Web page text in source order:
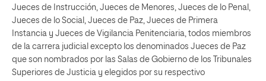
Jueces de Instrucción, Jueces de Menores, Jueces de lo Penal,
Jueces de lo Social, Jueces de Paz, Jueces de Primera
Instancia y Jueces de Vigilancia Penitenciaria, todos miembros
de la carrera judicial excepto los denominados Jueces de Paz
que son nombrados por las Salas de Gobierno de los Tribunales
Superiores de Justicia y elegidos por su respectivo